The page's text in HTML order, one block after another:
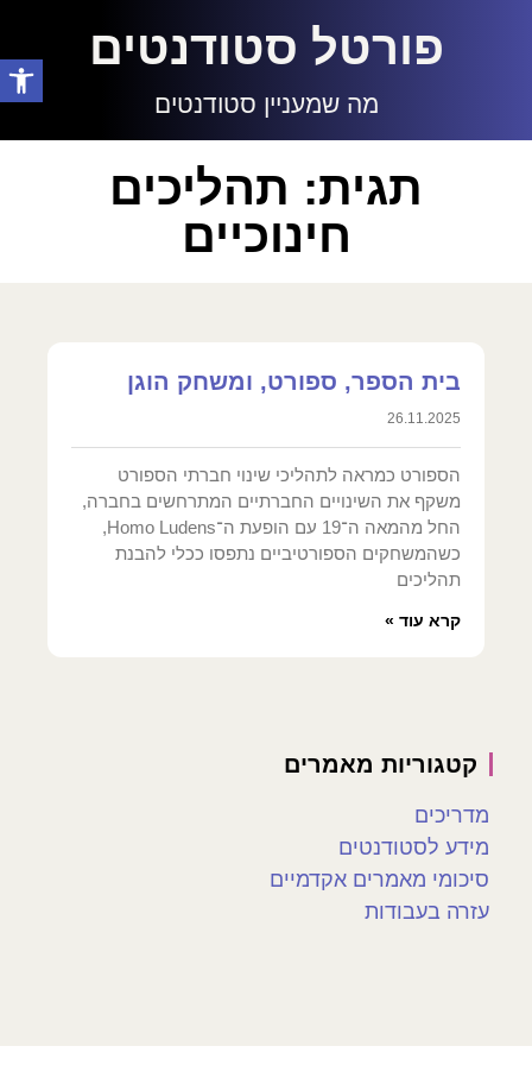
פתח
פורטל סטודנטים
מה שמעניין סטודנטים
תגית: תהליכים
חינוכיים
בית הספר, ספורט, ומשחק הוגן
26.11.2025
הספורט כמראה לתהליכי שינוי חברתי הספורט
משקף את השינויים החברתיים המתרחשים בחברה,
החל מהמאה ה־19 עם הופעת ה־Homo Ludens,
כשהמשחקים הספורטיביים נתפסו ככלי להבנת
תהליכים
קרא עוד »
קטגוריות מאמרים
מדריכים
מידע לסטודנטים
סיכומי מאמרים אקדמיים
עזרה בעבודות